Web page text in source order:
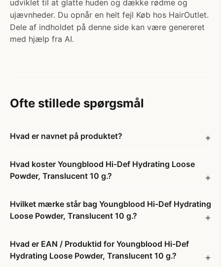
udviklet til at glatte huden og dække rødme og
ujævnheder. Du opnår en helt fejl Køb hos HairOutlet.
Dele af indholdet på denne side kan være genereret
med hjælp fra AI.
Ofte stillede spørgsmål
Hvad er navnet på produktet?
Hvad koster Youngblood Hi-Def Hydrating Loose
Powder, Translucent 10 g.?
Hvilket mærke står bag Youngblood Hi-Def Hydrating
Loose Powder, Translucent 10 g.?
Hvad er EAN / Produktid for Youngblood Hi-Def
Hydrating Loose Powder, Translucent 10 g.?